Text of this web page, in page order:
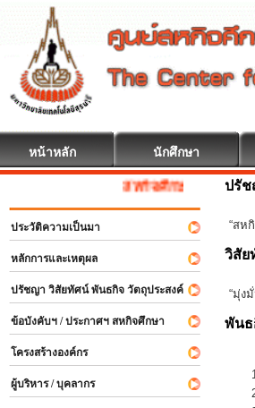
หน้าหลัก นักศึกษา
สหกิจศึกษา ยินดีต้อนรับ
ประวัติความเป็นมา
หลักการและเหตุผล
ปรัชญา วิสัยทัศน์ พันธกิจ วัตถุประสงค์
ข้อบังคับฯ / ประกาศฯ สหกิจศึกษา
โครงสร้างองค์กร
ผู้บริหาร / บุคลากร
ปรั
“สห
วิสัย
“มุ่ง
พัน